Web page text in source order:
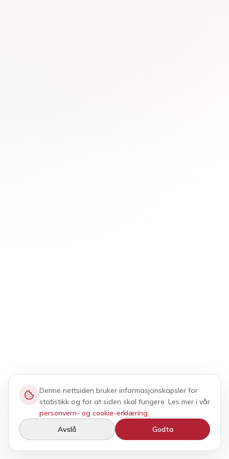
Denne nettsiden bruker informasjonskapsler for
statistikk og for at siden skal fungere. Les mer i vår
personvern- og cookie-erklæring.
Avslå
Godta